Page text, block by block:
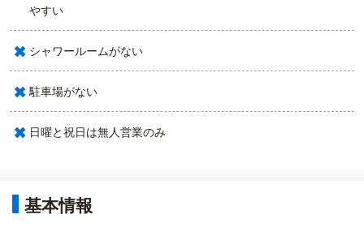
やすい
× シャワールームがない
× 駐車場がない
× 日曜と祝日は無人営業のみ
基本情報